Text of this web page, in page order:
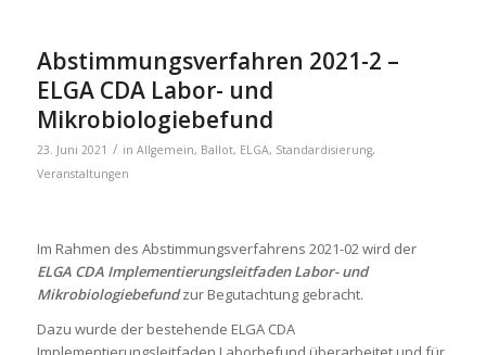
Abstimmungsverfahren 2021-2 –
ELGA CDA Labor- und
Mikrobiologiebefund
23. Juni 2021 / in Allgemein, Ballot, ELGA, Standardisierung,
Veranstaltungen
Im Rahmen des Abstimmungsverfahrens 2021-02 wird der
ELGA CDA Implementierungsleitfaden Labor- und
Mikrobiologiebefundzur Begutachtung gebracht.
Dazu wurde der bestehende ELGA CDA